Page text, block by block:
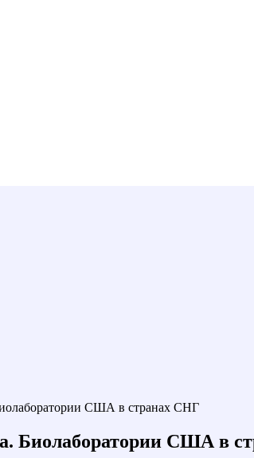
США в странах СНГ
Биолаборатории США в